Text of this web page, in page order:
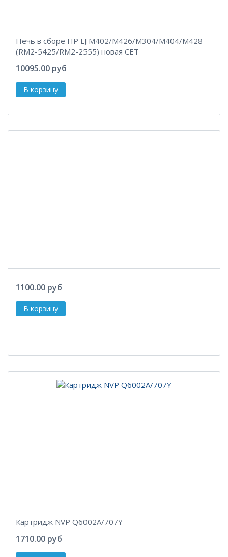
Печь в сборе HP LJ M402/M426/M304/M404/M428
(RM2-5425/RM2-2555) новая CET
10095.00 руб
1100.00 руб
Картридж NVP Q6002A/707Y
1710.00 руб